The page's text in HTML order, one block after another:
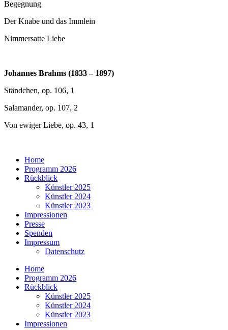
Begegnung
Der Knabe und das Immlein
Nimmersatte Liebe
Johannes Brahms (1833 – 1897)
Ständchen, op. 106, 1
Salamander, op. 107, 2
Von ewiger Liebe, op. 43, 1
Home
Programm 2026
Rückblick
Künstler 2025
Künstler 2024
Künstler 2023
Impressionen
Presse
Spenden
Impressum
Datenschutz
Home
Programm 2026
Rückblick
Künstler 2025
Künstler 2024
Künstler 2023
Impressionen